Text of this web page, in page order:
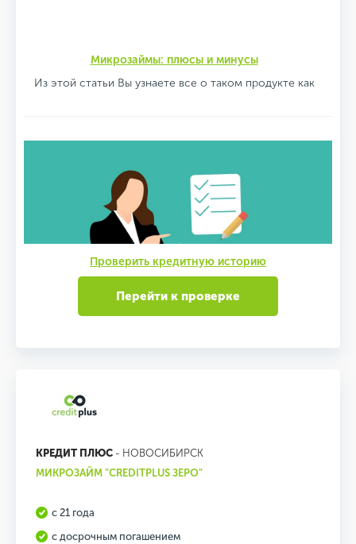
Микрозаймы: плюсы и минусы
Из этой статьи Вы узнаете все о таком продукте как
Проверить кредитную историю
Перейти к проверке
КРЕДИТ ПЛЮС - НОВОСИБИРСК
МИКРОЗАЙМ "CREDITPLUS ЗЕРО"
с 21 года
с досрочным погашением